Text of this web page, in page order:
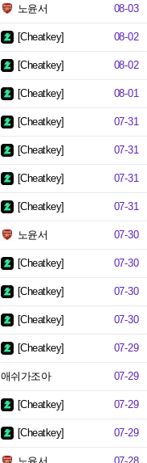
노윤서 08-03
[Cheatkey] 08-02
[Cheatkey] 08-02
[Cheatkey] 08-01
[Cheatkey] 07-31
[Cheatkey] 07-31
[Cheatkey] 07-31
[Cheatkey] 07-31
노윤서 07-30
[Cheatkey] 07-30
[Cheatkey] 07-30
[Cheatkey] 07-30
[Cheatkey] 07-29
애쉬가조아 07-29
[Cheatkey] 07-29
[Cheatkey] 07-29